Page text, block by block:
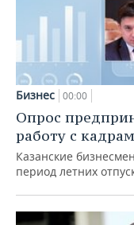
Бизнес 00:00
Опрос
работу с
Казанские
период летних